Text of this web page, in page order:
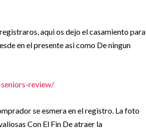
aqui os dejo el casamiento para
en el presente asi­ como De ningun
review/
se esmera en el registro. La foto
Con El Fin De atraer la